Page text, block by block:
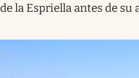
de la Espriella antes de